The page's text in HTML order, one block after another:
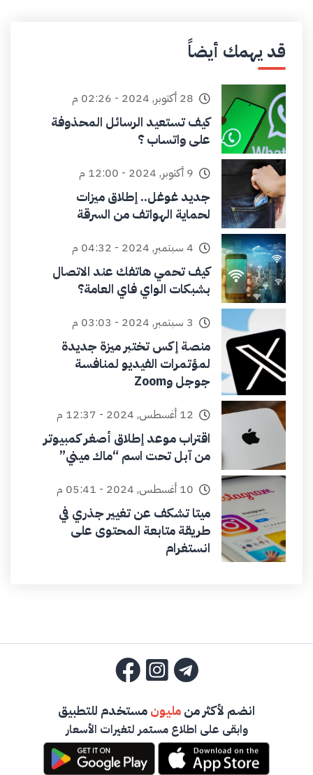
قد يهمك أيضاً
28 أكتوبر, 2024 - 02:26 م
كيف تستعيد الرسائل المحذوفة
على واتساب ؟
9 أكتوبر, 2024 - 12:00 م
جديد غوغل.. إطلاق ميزات
لحماية الهواتف من السرقة
4 سبتمبر, 2024 - 04:32 م
كيف تحمي هاتفك عند الاتصال
بشبكات الواي فاي العامة؟
3 سبتمبر, 2024 - 03:03 م
منصة إكس تختبر ميزة جديدة
لمؤتمرات الفيديو لمنافسة
جوجل وZoom
12 أغسطس, 2024 - 12:37 م
اقتراب موعد إطلاق أصغر كمبيوتر
من آبل تحت اسم “ماك ميني”
10 أغسطس, 2024 - 05:41 م
ميتا تشكف عن تغيير جذري في
طريقة متابعة المحتوى على
انستغرام
انضم لأكثر منمليونمستخدم للتطبيق
وابقى على اطلاع مستمر لتغيرات الأسعار